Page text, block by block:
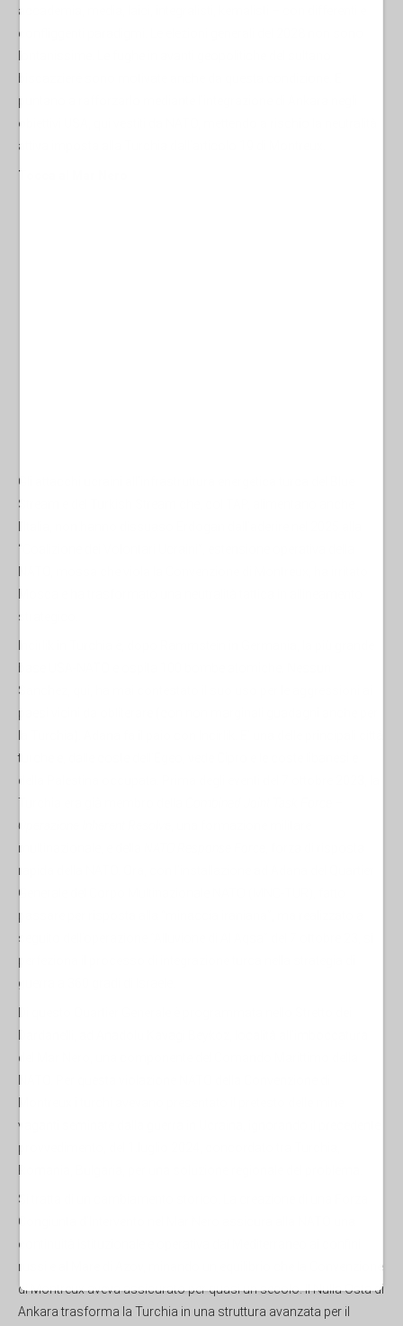
accademia, media, laici, integralisti, kemalisti – con differenti e
confliggenti paradigmi. Le elezioni generali del 2028 non sono
puntano a rafforzarlo mediante l’integrazione di Ankara negli
obiettivi USA, qui vestiti da NATO, mettendo a rischio la neutralità
attiva imposta alla Turchia dall’articolo 19 di Montreux.
Tocca al Mar Nero
Gli attacchi ucraini all’infrastruttura energetica turca del Blue
Stream e del Turkish Stream che, col TAP, alimentano anche
“Coalizione dei Volontari Ucraini”, estensione operativa della
strategico.
Sanchez, qui, ha mai contestato il suo uso per le aggressioni ai
paesi vicini da obliterare (con non marginali guadagni anche per
turche e, dalle coste dell’Egeo, vede Cipro e le coste libanesi e
della Palestina occupata. Prima degli eventi del 7 ottobre 2023, la
Turchia era già membro della
Operazione Inherent Resolve
multinazionale, e della
rapida della NATO. Ora, con l’installazione ad Adana del Quartier
Generale del Corpo Multinazionale NATO (MNC-TUR), fatto
passare per risposta alla “minaccia iraniana”, ma realizzato a
seguito dell’operazione “Alluvione di Al Aqsa” del 7 ottobre 23, si
perfeziona il processo di integrazione turca nella strategia di
guerra a 360 gradi di Israele.
del Mar Nero, una componente del Comando Marittimo della
vaganti seminate dalla guerra in Ucraina, ignorando il precedente
provvedimento, del 1.luglio 2024, concordato tra Turchia,
Si tratta di un cambiamento storico. La creazione di una Forza
Congiunta d’Intervento nel Mar Nero assicura alla NATO una
continuità istituzionale e operativa dal Mediterraneo ai confini
russi e al Mare di Azov, minando un equilibrio che la Convenzione
di Montreux aveva assicurato per quasi un secolo. Il Nulla Osta di
Ankara trasforma la Turchia in una struttura avanzata per il